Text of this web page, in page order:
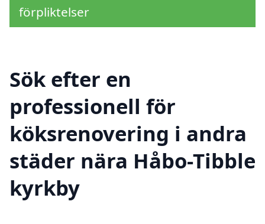
förpliktelser
Sök efter en
professionell för
köksrenovering i andra
städer nära Håbo-Tibble
kyrkby